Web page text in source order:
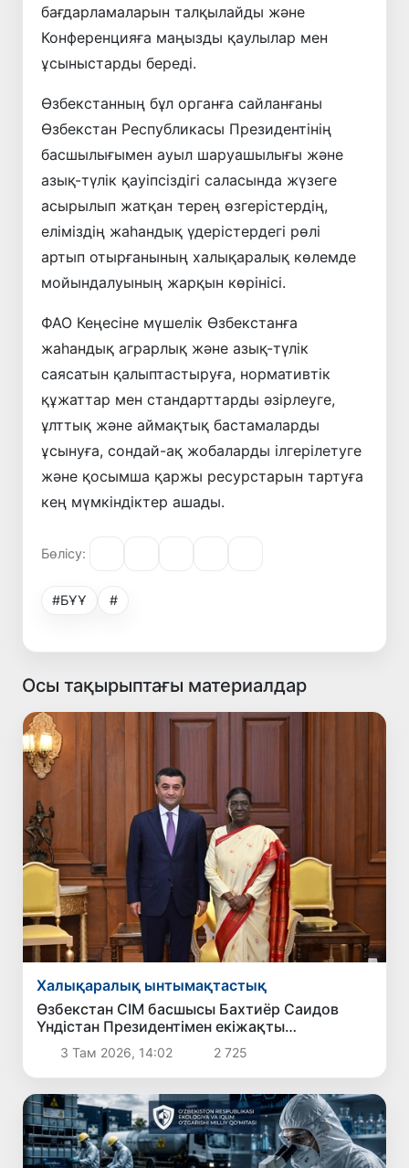
бағдарламаларын талқылайды және
Конференцияға маңызды қаулылар мен
ұсыныстарды береді.
Өзбекстанның бұл органға сайланғаны
Өзбекстан Республикасы Президентінің
басшылығымен ауыл шаруашылығы және
азық-түлік қауіпсіздігі саласында жүзеге
асырылып жатқан терең өзгерістердің,
еліміздің жаһандық үдерістердегі рөлі
артып отырғанының халықаралық көлемде
мойындалуының жарқын көрінісі.
ФАО Кеңесіне мүшелік Өзбекстанға
жаһандық аграрлық және азық-түлік
саясатын қалыптастыруға, нормативтік
құжаттар мен стандарттарды әзірлеуге,
ұлттық және аймақтық бастамаларды
ұсынуға, сондай-ақ жобаларды ілгерілетуге
және қосымша қаржы ресурстарын тартуға
кең мүмкіндіктер ашады.
Бөлісу:
#БҰҰ #
Осы тақырыптағы материалдар
Халықаралық ынтымақтастық
Өзбекстан СІМ басшысы Бахтиёр Саидов
Үндістан Президентімен екіжақты
байланыстарды нығайту мәселелерін
талқылады
3 Там 2026, 14:02 2 725